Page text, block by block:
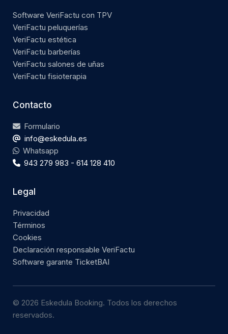
Software VeriFactu con TPV
VeriFactu peluquerías
VeriFactu estética
VeriFactu barberías
VeriFactu salones de uñas
VeriFactu fisioterapia
Contacto
Formulario
info@eskedula.es
Whatsapp
943 279 983 - 614 128 410
Legal
Privacidad
Términos
Cookies
Declaración responsable VeriFactu
Software garante TicketBAI
© 2026 Eskedula Booking. Todos los derechos
reservados.